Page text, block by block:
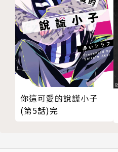
你這可愛的說謊小子
(第5話)完